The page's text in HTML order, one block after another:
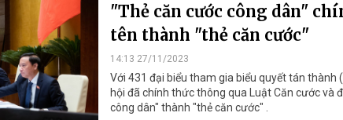
"Thẻ căn cước công dân"
tên thành "thẻ căn cước"
14:13 27/11/2023
Với 431 đại biểu tham gia biểu quyết tán thành
hội đã chính thức thông qua Luật Căn cước và
công dân" thành "thẻ căn cước" .